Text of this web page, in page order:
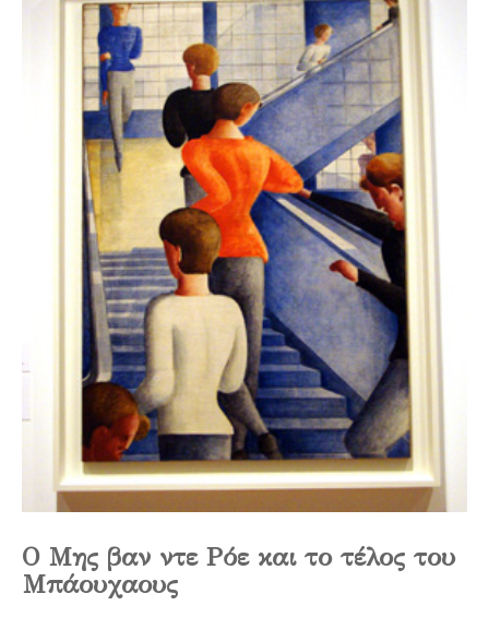
Ο Μης βαν ντε Ρόε και το τέλος του
Μπάουχαους